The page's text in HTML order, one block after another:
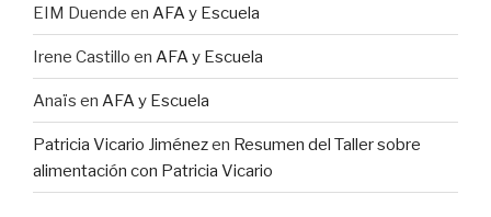
EIM Duende en AFA y Escuela
Irene Castillo en AFA y Escuela
Anaïs en AFA y Escuela
Patricia Vicario Jiménezen Resumen del Taller sobre
alimentación con Patricia Vicario